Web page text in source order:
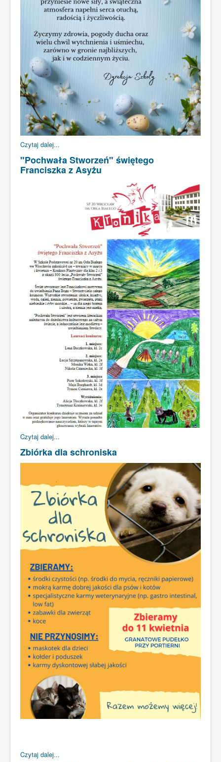
Czytaj dalej...
"Pochwała Stworzeń" świętego
Franciszka z Asyżu
Czytaj dalej...
Zbiórka dla schroniska
Czytaj dalej...